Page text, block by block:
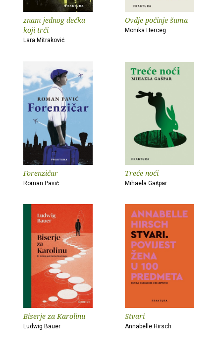
znam jednog dečka
koji trči
Lara Mitraković
Ovdje počinje šuma
Monika Herceg
Forenzičar
Roman Pavić
Treće noći
Mihaela Gašpar
Biserje za Karolinu
Ludwig Bauer
Stvari
Annabelle Hirsch